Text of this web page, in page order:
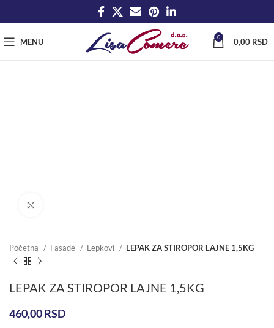
MENU 0 0,00 RSD
Početna Fasade Lepkovi LEPAK ZA STIROPOR LAJNE 1,5KG
LEPAK ZA STIROPOR LAJNE 1,5KG
460,00RSD